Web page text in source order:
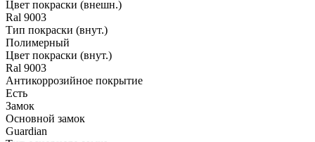
Цвет покраски (внешн.)
Ral 9003
Тип покраски (внут.)
Полимерный
Цвет покраски (внут.)
Ral 9003
Антикоррозийное покрытие
Есть
Замок
Основной замок
Guardian